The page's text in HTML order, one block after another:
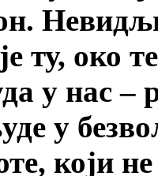
ту, око
у нас –
у
који